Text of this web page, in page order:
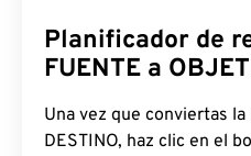
Planificador de
FUENTE a
Una vez que conviertas la
DESTINO, haz clic en el